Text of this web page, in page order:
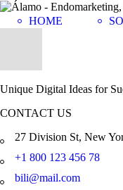
HOME
Unique Digital Ideas for
CONTACT US
27 Division St, New
+1 800 123 456 78
bili@mail.com